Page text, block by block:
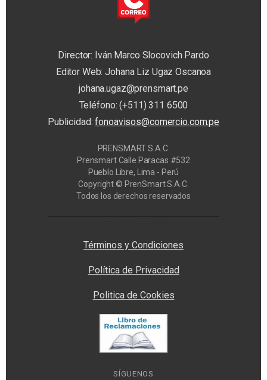
Director: Iván Marco Slocovich Pardo
Editor Web: Johana Liz Ugaz Oscanoa
johana.ugaz@prensmart.pe
Teléfono: (+511) 311 6500
Publicidad:fonoavisos@comercio.com.pe
PRENSMART S.A.C.
Prensmart Calle Paracas #532
Pueblo Libre, Lima - Perú
Copyright © PrenSmart S.A.C.
Todos los derechos reservados
Términos y Condiciones
Política de Privacidad
Politica de Cookies
SÍGUENOS